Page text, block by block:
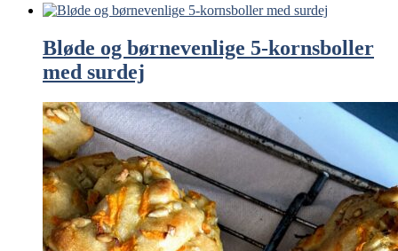
Bløde og børnevenlige 5-kornsboller
med surdej